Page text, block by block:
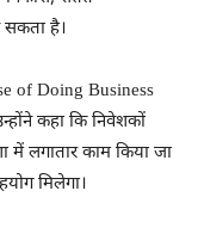
सकता है।
of Doing Business
कहा कि निवेशकों
में लगातार काम किया जा
मिलेगा।